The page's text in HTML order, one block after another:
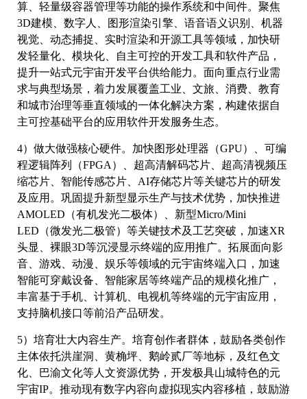
算、轻量级容器管理等功能的操作系统和中间件。聚焦
3D建模、数字人、图形渲染引擎、语音语义识别、机器
视觉、动态捕捉、实时渲染和开源工具等领域，加快研
发轻量化、模块化、自主可控的开发工具和软件产品，
提升一站式元宇宙开发平台供给能力。面向重点行业需
求与典型场景，着力发展覆盖工业、文旅、消费、教育
和城市治理等垂直领域的一体化解决方案，构建依据自
主可控基础平台的应用软件开发服务生态。
4）做大做强核心硬件。加快图形处理器（GPU）、可编
程逻辑阵列（FPGA）、超高清解码芯片、超高清视频压
缩芯片、智能传感芯片、AI存储芯片等关键芯片的研发
及应用。巩固提升新型显示生产与技术优势，加快推进
AMOLED（有机发光二极体）、新型Micro/Mini
LED（微发光二极管）等关键技术及工艺突破，加速XR
头显、裸眼3D等沉浸显示终端的应用推广。拓展面向影
音、游戏、动漫、娱乐等领域的元宇宙终端入口，加速
智能可穿戴设备、智能家居等终端产品的规模化推广，
丰富基于手机、计算机、电视机等终端的元宇宙应用，
支持脑机接口等前沿产品研发。
5）培育壮大内容生产。培育创作者群体，鼓励各类创作
主体依托洪崖洞、黄桷坪、鹅岭贰厂等地标，及红色文
化、巴渝文化等人文资源优势，开发极具山城特色的元
宇宙IP。推动现有数字内容向虚拟现实内容移植，鼓励游